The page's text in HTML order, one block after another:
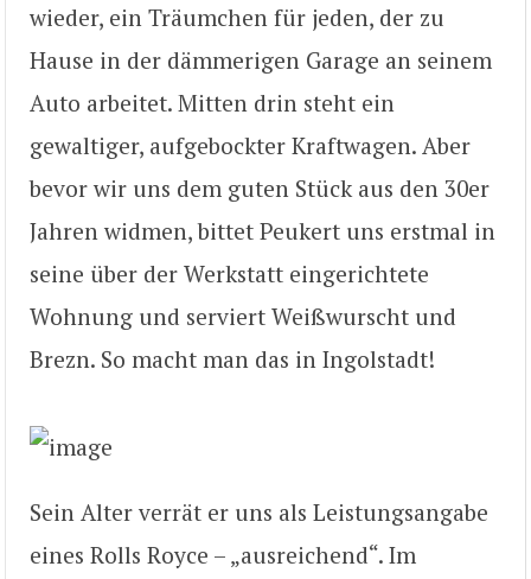
wieder, ein Träumchen für jeden, der zu
Hause in der dämmerigen Garage an seinem
Auto arbeitet. Mitten drin steht ein
gewaltiger, aufgebockter Kraftwagen. Aber
bevor wir uns dem guten Stück aus den 30er
Jahren widmen, bittet Peukert uns erstmal in
seine über der Werkstatt eingerichtete
Wohnung und serviert Weißwurscht und
Brezn. So macht man das in Ingolstadt!
Sein Alter verrät er uns als Leistungsangabe
eines Rolls Royce – „ausreichend“. Im